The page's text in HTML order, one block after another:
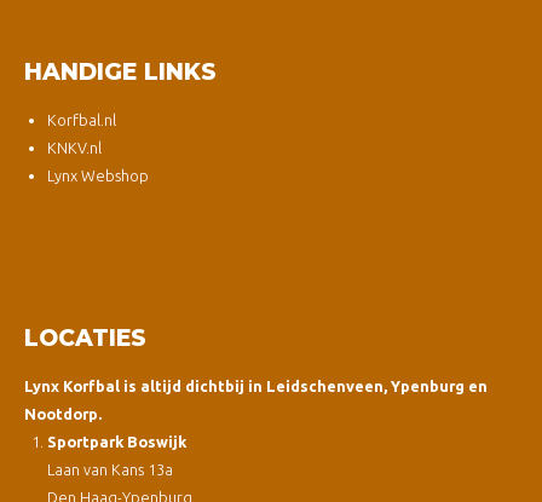
HANDIGE LINKS
Korfbal.nl
KNKV.nl
Lynx Webshop
LOCATIES
Lynx Korfbal is altijd dichtbij in Leidschenveen, Ypenburg en
Nootdorp.
Sportpark Boswijk
Laan van Kans 13a
Den Haag-Ypenburg